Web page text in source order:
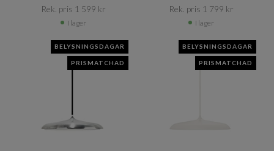
Rek. pris 1 599 kr​​
I lager
Rek. pris 1 799 kr​​
I lager
BELYSNINGSDAGAR
PRISMATCHAD
BELYSNINGSDAGAR
PRISMATCHAD